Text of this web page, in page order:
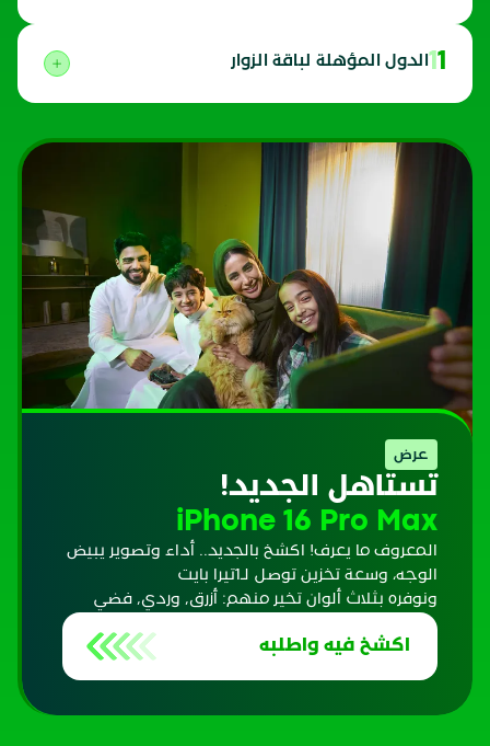
11 الدول المؤهلة لباقة الزوار
عرض
تستاهل الجديد!
iPhone 16 Pro Max
المعروف ما يعرف! اكشخ بالجديد.. أداء وتصوير يبيض
الوجه، وسعة تخزين توصل لـ1تيرا بايت
ونوفره بثلاث ألوان تخير منهم: أزرق, وردي, فضي
اكشخ فيه واطلبه